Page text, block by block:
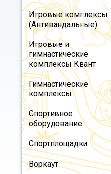
Игровые комплексы
(Антивандальные)
Игровые и
гимнастические
комплексы Квант
Гимнастические
комплексы
Спортивное
оборудование
Спортплощадки
Воркаут